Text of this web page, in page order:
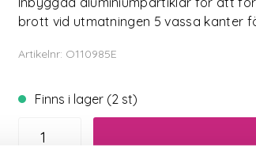
brott vid utmatningen 5 vassa kanter
Artikelnr: O110985E
Finns i lager (2 st)